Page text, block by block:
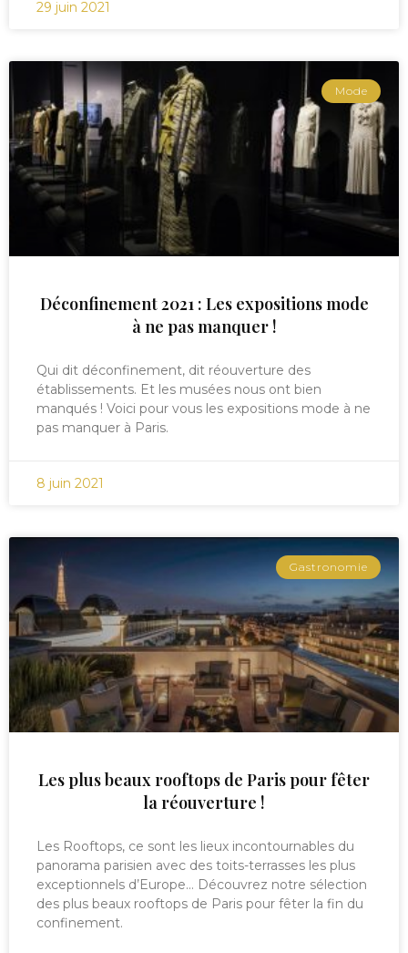
29 juin 2021
Mode
Déconfinement 2021 : Les expositions mode
à ne pas manquer !
Qui dit déconfinement, dit réouverture des
établissements. Et les musées nous ont bien
manqués ! Voici pour vous les expositions mode à ne
pas manquer à Paris.
8 juin 2021
Gastronomie
Les plus beaux rooftops de Paris pour fêter
la réouverture !
Les Rooftops, ce sont les lieux incontournables du
panorama parisien avec des toits-terrasses les plus
exceptionnels d’Europe… Découvrez notre sélection
des plus beaux rooftops de Paris pour fêter la fin du
confinement.